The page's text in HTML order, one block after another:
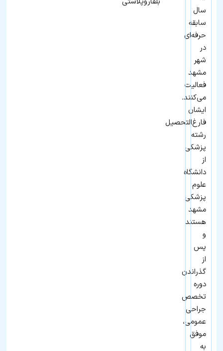
سال
سابقه
حرفه‌ای
در
شهر
مشهد
فعالیت
می‌کنند.
ایشان
فارغ‌التحصیل
رشته
پزشکی
از
دانشگاه
علوم
پزشکی
مشهد
هستند
و
پس
از
گذراندن
دوره
تخصص
جراحی
عمومی،
موفق
به